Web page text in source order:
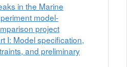
in the Marine
model-
project
I: Model specification,
and preliminary